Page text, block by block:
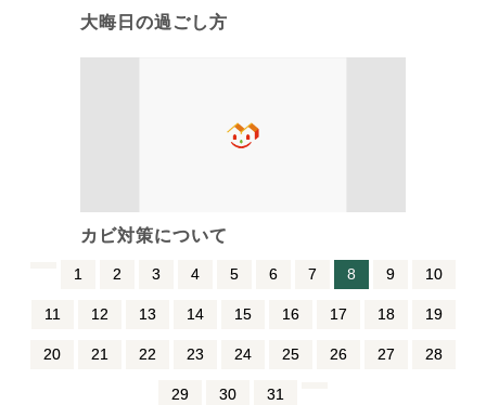
大晦日の過ごし方
カビ対策について
1 2 3 4 5 6 7 8 9 10
11 12 13 14 15 16 17 18 19
20 21 22 23 24 25 26 27 28
29 30 31